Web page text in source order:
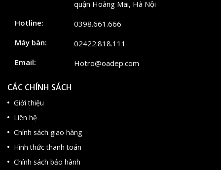
quận Hoàng Mai, Hà Nội
Hotline:
0398.661.666
Máy bàn:
02422.818.111
Email:
Hotro@oadep.com
CÁC CHÍNH SÁCH
Giới thiệu
Liên hệ
Chính sách giao hàng
Hình thức thanh toán
Chính sách bảo hành